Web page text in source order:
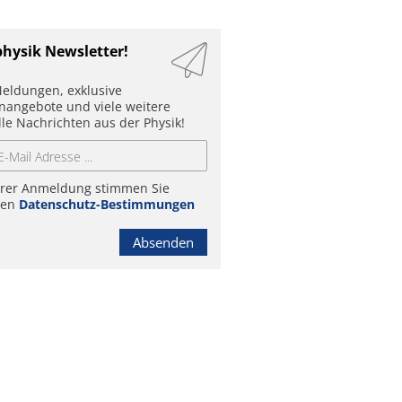
Newsletter!
exklusive
und viele weitere
Nachrichten aus der Physik!
Anmeldung stimmen Sie
Datenschutz-Bestimmungen
Absenden